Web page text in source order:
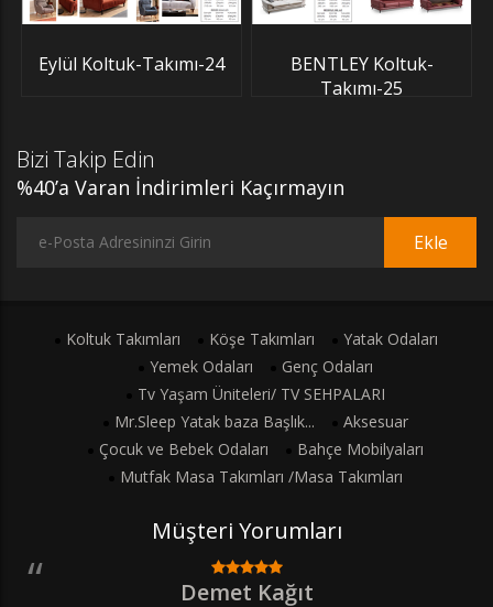
Eylül Koltuk-Takımı-24
BENTLEY Koltuk-
Takımı-25
Bizi Takip Edin
%40’a Varan İndirimleri Kaçırmayın
Ekle
Koltuk Takımları Köşe Takımları
Yatak Odaları
Yemek Odaları
Genç Odaları
Tv Yaşam Üniteleri/ TV SEHPALARI
Mr.Sleep Yatak baza Başlık...
Aksesuar
Çocuk ve Bebek Odaları
Bahçe Mobilyaları
Mutfak Masa Takımları /Masa Takımları
Müşteri Yorumları
Demet Kağıt